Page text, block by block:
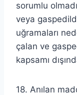
sorumlu
veya
uğramaları
çalan ve
kapsamı
18. Anılan